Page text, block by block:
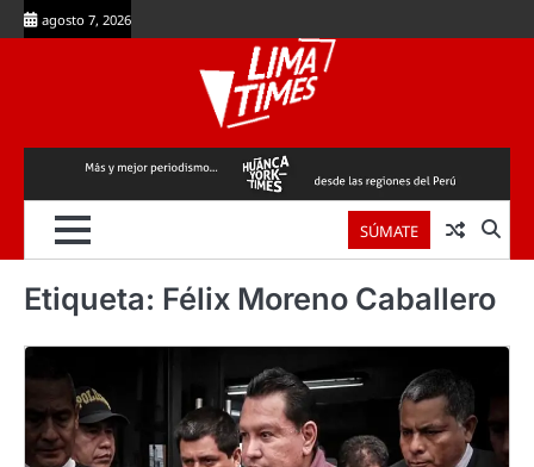
Skip
to
agosto 7, 2026
SÚMATE
Etiqueta: Félix Moreno Caballero